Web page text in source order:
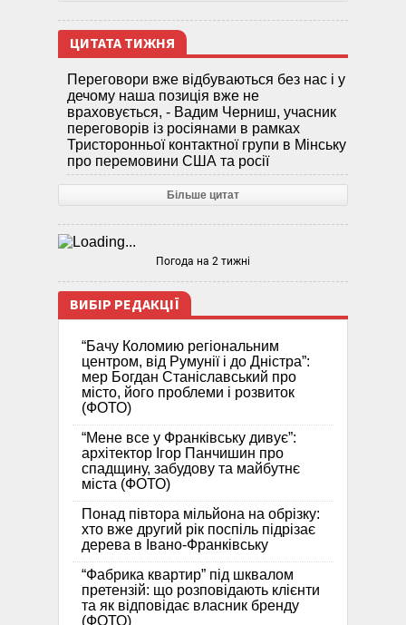
ЦИТАТА ТИЖНЯ
Переговори вже відбуваються без нас і у
дечому наша позиція вже не
враховується, - Вадим Черниш, учасник
переговорів із росіянами в рамках
Тристоронньої контактної групи в Мінську
про перемовини США та росії
Більше цитат
Погода на 2 тижні
ВИБІР РЕДАКЦІЇ
“Бачу Коломию регіональним
центром, від Румунії і до Дністра”:
мер Богдан Станіславський про
місто, його проблеми і розвиток
(ФОТО)
“Мене все у Франківську дивує”:
архітектор Ігор Панчишин про
спадщину, забудову та майбутнє
міста (ФОТО)
Понад півтора мільйона на обрізку:
хто вже другий рік поспіль підрізає
дерева в Івано-Франківську
“Фабрика квартир” під шквалом
претензій: що розповідають клієнти
та як відповідає власник бренду
(ФОТО)